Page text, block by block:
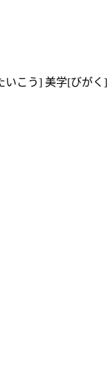
いこう] 美学[びがく]